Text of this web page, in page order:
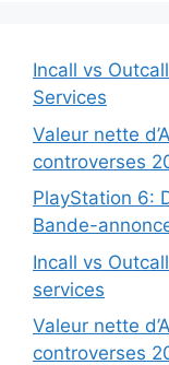
Incall vs
Services
Valeur nette
controverses
PlayStation 6:
Bande-
Incall vs
services
Valeur nette
controverses